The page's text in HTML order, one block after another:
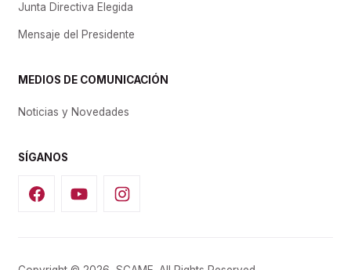
Junta Directiva Elegida
Mensaje del Presidente
MEDIOS DE COMUNICACIÓN
Noticias y Novedades
SÍGANOS